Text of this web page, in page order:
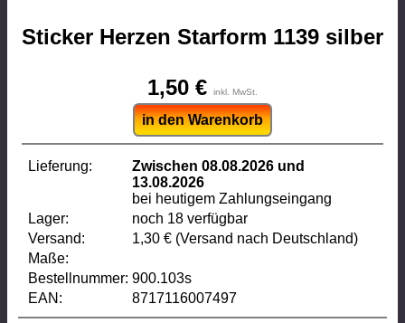
Sticker Herzen Starform 1139 silber
1,50 € inkl. MwSt.
in den Warenkorb
Lieferung:
Zwischen 08.08.2026 und
13.08.2026
bei heutigem Zahlungseingang
Lager:
noch 18 verfügbar
Versand:
1,30 € (Versand nach Deutschland)
Maße:
Bestellnummer: 900.103s
EAN:
8717116007497